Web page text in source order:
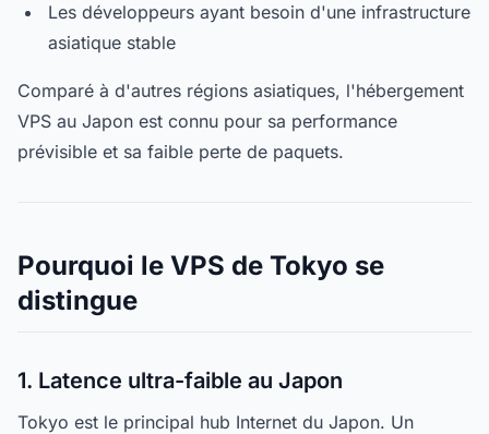
Les développeurs ayant besoin d'une infrastructure
asiatique stable
Comparé à d'autres régions asiatiques, l'hébergement
VPS au Japon est connu pour sa performance
prévisible et sa faible perte de paquets.
Pourquoi le VPS de Tokyo se
distingue
1. Latence ultra-faible au Japon
Tokyo est le principal hub Internet du Japon. Un